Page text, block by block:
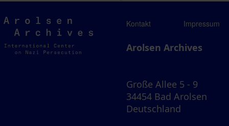
Arolsen
Archives
Kontakt Impressum
Arolsen Archives
Große Allee 5 - 9
34454 Bad Arolsen
Deutschland